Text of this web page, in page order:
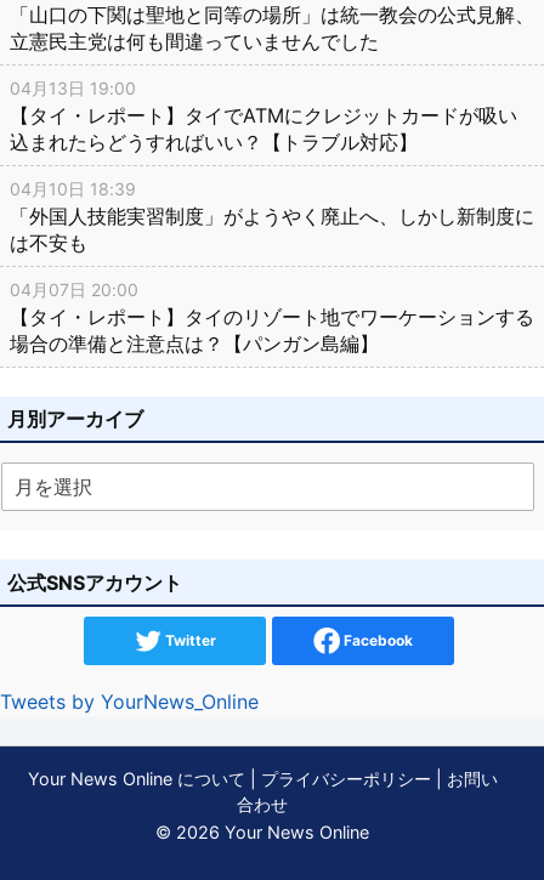
「山口の下関は聖地と同等の場所」は統一教会の公式見解、
立憲民主党は何も間違っていませんでした
04月13日 19:00
【タイ・レポート】タイでATMにクレジットカードが吸い
込まれたらどうすればいい？【トラブル対応】
04月10日 18:39
「外国人技能実習制度」がようやく廃止へ、しかし新制度に
は不安も
04月07日 20:00
【タイ・レポート】タイのリゾート地でワーケーションする
場合の準備と注意点は？【パンガン島編】
月別アーカイブ
公式SNSアカウント
Twitter Facebook
Tweets by YourNews_Online
Your News Online について プライバシーポリシー
お問い
合わせ
© 2026 Your News Online